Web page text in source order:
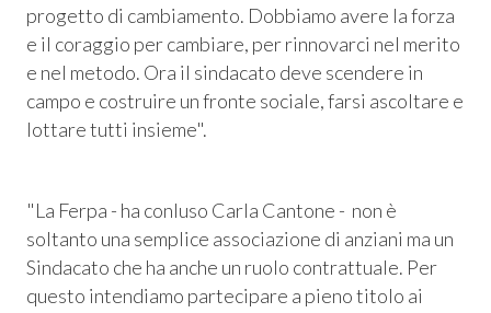
progetto di cambiamento. Dobbiamo avere la forza
e il coraggio per cambiare, per rinnovarci nel merito
e nel metodo. Ora il sindacato deve scendere in
campo e costruire un fronte sociale, farsi ascoltare e
lottare tutti insieme".
"La Ferpa - ha conluso Carla Cantone - non è
soltanto una semplice associazione di anziani ma un
Sindacato che ha anche un ruolo contrattuale. Per
questo intendiamo partecipare a pieno titolo ai